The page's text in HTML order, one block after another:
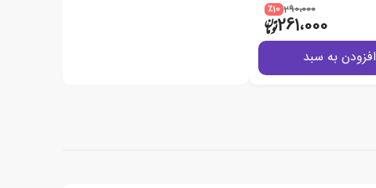
290،000 ٪10
261،000
افزودن به سبد